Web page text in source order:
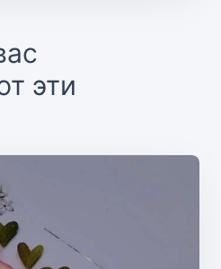
эти